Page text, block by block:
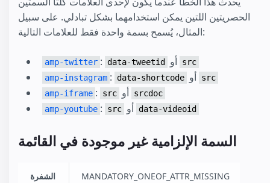
الحصريتين اللتين يمكن استخدامهما بشكل تبادلي. على سبيل
المثال، يُسمح بسمة واحدة فقط للعلامات التالية:
amp-twitter data-tweetid
src
amp-instagram
data-shortcode
src
amp-iframe
src
srcdoc
amp-youtube
src data-videoid
السمة الإلزامية غير موجودة في القائمة
الشفرة MANDATORY_ONEOF_ATTR_MISSING